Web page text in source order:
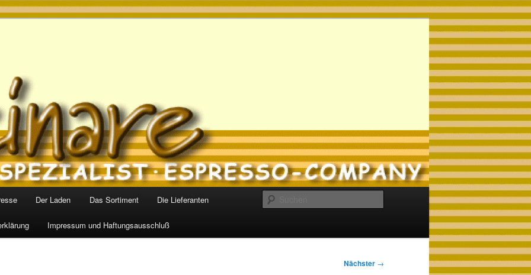
Der Laden Das Sortiment Die Lieferanten
Impressum und Haftungsausschluß
Nächster →